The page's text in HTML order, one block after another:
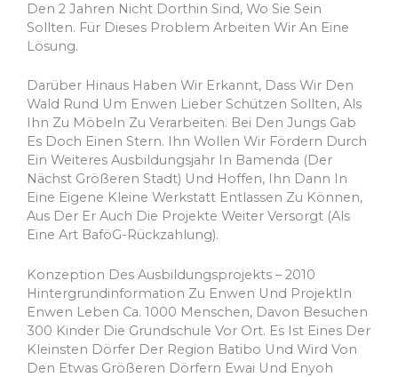
Den 2 Jahren Nicht Dorthin Sind, Wo Sie Sein
Sollten. Für Dieses Problem Arbeiten Wir An Eine
Lösung.
Darüber Hinaus Haben Wir Erkannt, Dass Wir Den
Wald Rund Um Enwen Lieber Schützen Sollten, Als
Ihn Zu Möbeln Zu Verarbeiten. Bei Den Jungs Gab
Es Doch Einen Stern. Ihn Wollen Wir Fördern Durch
Ein Weiteres Ausbildungsjahr In Bamenda (der
Nächst Größeren Stadt) Und Hoffen, Ihn Dann In
Eine Eigene Kleine Werkstatt Entlassen Zu Können,
Aus Der Er Auch Die Projekte Weiter Versorgt (als
Eine Art BaföG-Rückzahlung).
Konzeption Des Ausbildungsprojekts – 2010
Hintergrundinformation Zu Enwen Und ProjektIn
Enwen Leben Ca. 1000 Menschen, Davon Besuchen
300 Kinder Die Grundschule Vor Ort. Es Ist Eines Der
Kleinsten Dörfer Der Region Batibo Und Wird Von
Den Etwas Größeren Dörfern Ewai Und Enyoh